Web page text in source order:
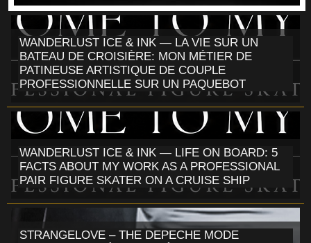
WANDERLUST ICE & INK — LA VIE SUR UN
BATEAU DE CROISIÈRE: MON MÉTIER DE
PATINEUSE ARTISTIQUE DE COUPLE
PROFESSIONNELLE SUR UN PAQUEBOT
WANDERLUST ICE & INK — LIFE ON BOARD: 5
FACTS ABOUT MY WORK AS A PROFESSIONAL
PAIR FIGURE SKATER ON A CRUISE SHIP
STRANGELOVE – THE DEPECHE MODE